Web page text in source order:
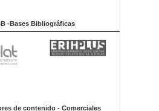
-Bases Bibliográficas
de contenido - Comerciales